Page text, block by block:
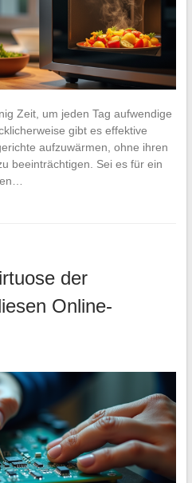
Zeit, um jeden Tag aufwendige
gibt es effektive
aufzuwärmen, ohne ihren
beeinträchtigen. Sei es für ein
der
Online-